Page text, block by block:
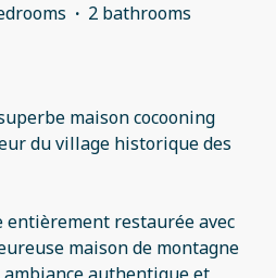
· 2 bathrooms
maison cocooning
du village historique des
restaurée avec
maison de montagne